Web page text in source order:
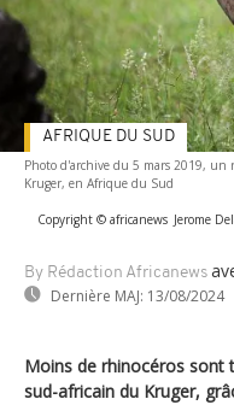
Photo d'archive du 5 mars 2019, un
Kruger, en Afrique du Sud
Copyright © africanews Jerome
By Rédaction Africanews
Dernière MAJ: 13/08/2024
AFRIQUE DU SUD
Moins de rhinocéros sont
sud-africain du Kruger,